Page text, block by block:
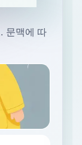
. 문맥에 따